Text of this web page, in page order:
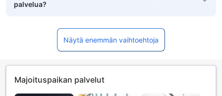
palvelua?
Näytä enemmän vaihtoehtoja
Majoituspaikan palvelut